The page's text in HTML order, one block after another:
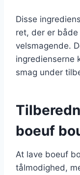
Disse
ret, der er
velsmagende.
ingredienserne
smag under
boeuf
At lave boeuf
tålmodighed,